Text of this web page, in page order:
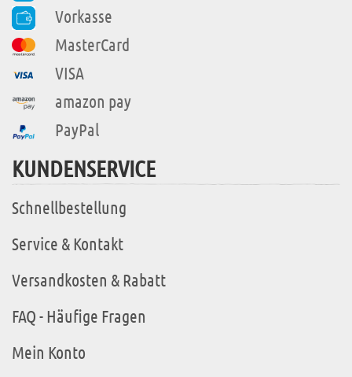
Vorkasse
MasterCard
VISA
amazon pay
PayPal
KUNDENSERVICE
Schnellbestellung
Service & Kontakt
Versandkosten & Rabatt
FAQ - Häufige Fragen
Mein Konto